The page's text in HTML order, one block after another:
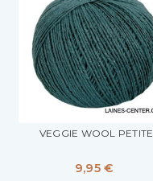
VEGGIE WOOL PETITE
9,95 €